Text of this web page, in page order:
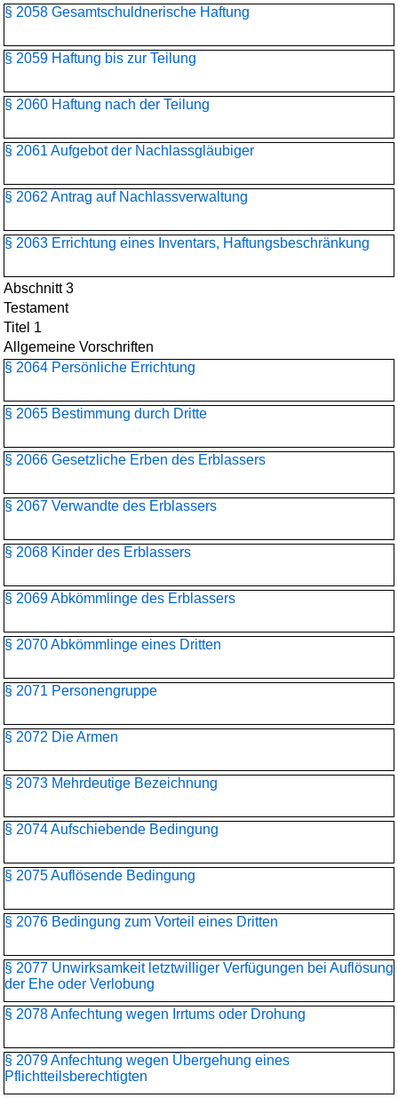
§ 2058 Gesamtschuldnerische Haftung
§ 2059 Haftung bis zur Teilung
§ 2060 Haftung nach der Teilung
§ 2061 Aufgebot der Nachlassgläubiger
§ 2062 Antrag auf Nachlassverwaltung
§ 2063 Errichtung eines Inventars, Haftungsbeschränkung
Abschnitt 3
Testament
Titel 1
Allgemeine Vorschriften
§ 2064 Persönliche Errichtung
§ 2065 Bestimmung durch Dritte
§ 2066 Gesetzliche Erben des Erblassers
§ 2067 Verwandte des Erblassers
§ 2068 Kinder des Erblassers
§ 2069 Abkömmlinge des Erblassers
§ 2070 Abkömmlinge eines Dritten
§ 2071 Personengruppe
§ 2072 Die Armen
§ 2073 Mehrdeutige Bezeichnung
§ 2074 Aufschiebende Bedingung
§ 2075 Auflösende Bedingung
§ 2076 Bedingung zum Vorteil eines Dritten
§ 2077 Unwirksamkeit letztwilliger Verfügungen bei Auflösung
der Ehe oder Verlobung
§ 2078 Anfechtung wegen Irrtums oder Drohung
§ 2079 Anfechtung wegen Übergehung eines
Pflichtteilsberechtigten